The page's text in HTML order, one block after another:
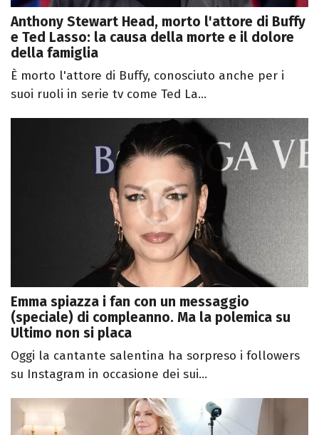
Anthony Stewart Head, morto l'attore di Buffy
e Ted Lasso: la causa della morte e il dolore
della famiglia
È morto l'attore di Buffy, conosciuto anche per i
suoi ruoli in serie tv come Ted La...
Emma spiazza i fan con un messaggio
(speciale) di compleanno. Ma la polemica su
Ultimo non si placa
Oggi la cantante salentina ha sorpreso i followers
su Instagram in occasione dei sui...